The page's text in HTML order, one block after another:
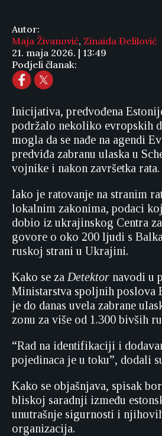
Autor:
Maja Živanović, Zinaida Đelilović
21. maja 2026. | 13:49
Podjeli članak:
Inicijativa, predvođena
podržalo nekoliko evropskih
mogla da se nađe na agendi
predviđa zabranu ulaska u
vojnike i nakon završetka rata.
Iako je ratovanje na stranim
lokalnim zakonima, podaci
dobio iz ukrajinskog Centra
govore o oko 200 ljudi s
ruskoj strani u Ukrajini.
Kako se za Detektor navodi u
Ministarstva spoljnih poslova
je do danas uvela zabrane
zonu za više od 1.300 bivših
“Rad na identifikaciji i
pojedinaca je u toku”, dodali
Kako se objašnjava, spisak
bliskoj saradnji između
unutrašnje sigurnosti i
organizacija.